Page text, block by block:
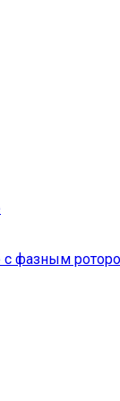
фазным